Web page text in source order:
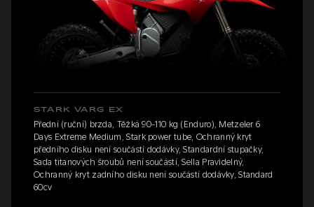
STARK VARG EX
Přední (ruční) brzda, Těžká 90-110 kg (Enduro), Metzeler 6
Days Extreme Medium, Stark power tube, Ochranný kryt
předního disku není součástí dodávky, Standardní stupačky,
Sada titanových šroubů není součástí, Sella Pravidelný,
Ochranný kryt zadního disku není součástí dodávky, Standard
60cv